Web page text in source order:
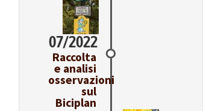
07/2022
Raccolta
e analisi
osservazioni
sul
Biciplan